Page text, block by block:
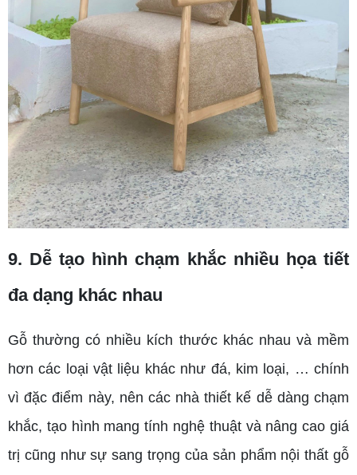
9. Dễ tạo hình chạm khắc nhiều họa tiết
đa dạng khác nhau
Gỗ thường có nhiều kích thước khác nhau và mềm
hơn các loại vật liệu khác như đá, kim loại, … chính
vì đặc điểm này, nên các nhà thiết kế dễ dàng chạm
khắc, tạo hình mang tính nghệ thuật và nâng cao giá
trị cũng như sự sang trọng của sản phẩm nội thất gỗ